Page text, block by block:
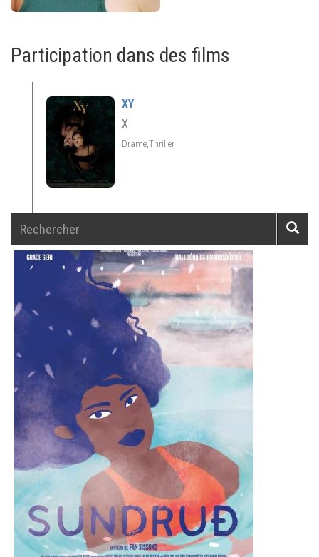
Participation dans des films
XY
X
Drame,Thriller